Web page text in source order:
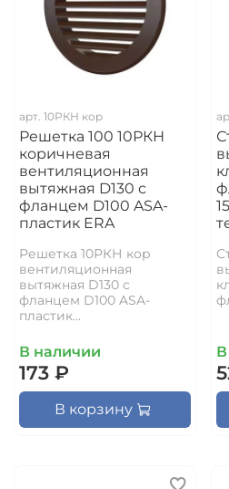
арт. 10РКН кор
Решетка 100 10РКН
коричневая
вентиляционная
вытяжная D130 с
фланцем D100 ASA-
пластик ERA
Решетка 10РКН кор
вентиляционная
вытяжная D130 с
фланцем D100 ASA-
пластик...
В наличии
173 ₽
В корзину